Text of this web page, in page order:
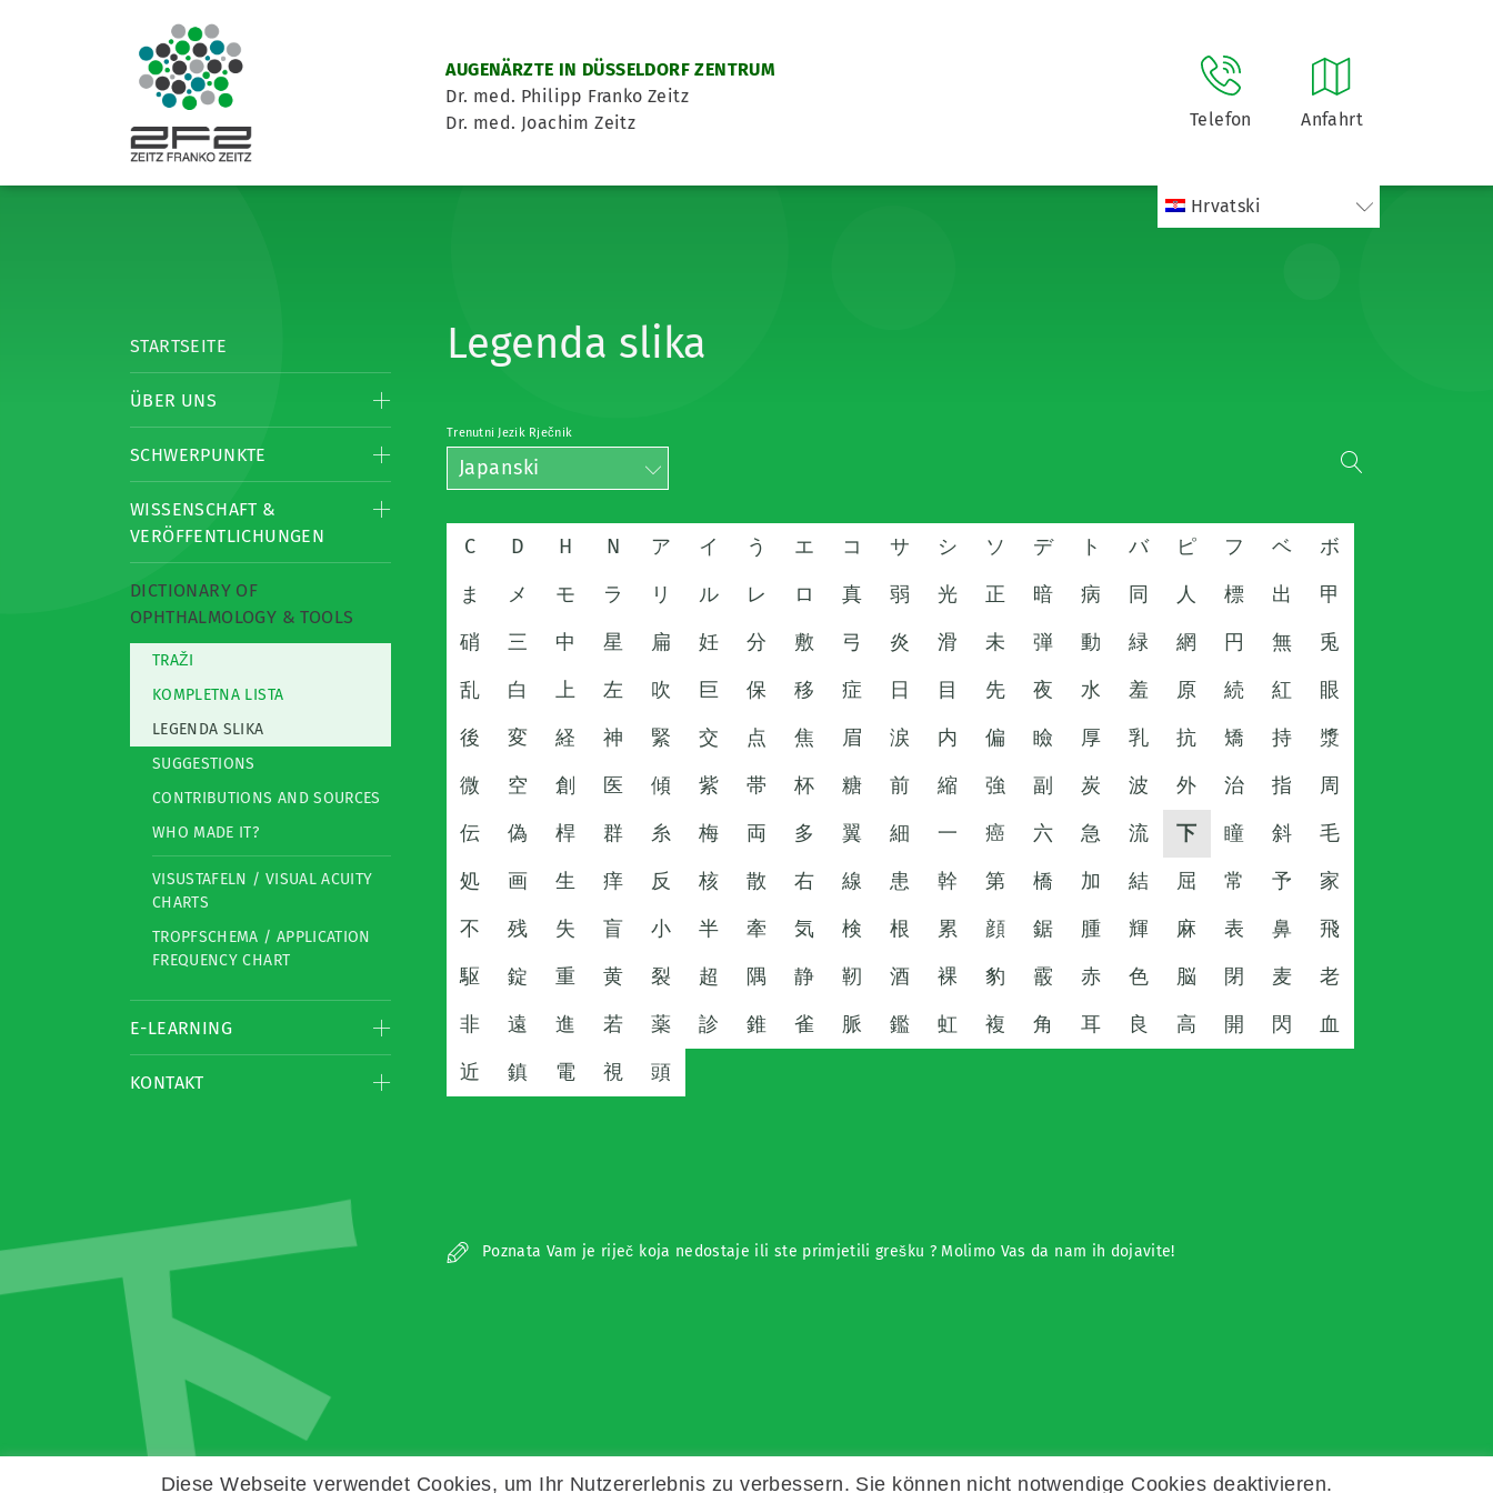
AUGENÄRZTE IN DÜSSELDORF ZENTRUM
Dr. med. Philipp Franko Zeitz
Dr. med. Joachim Zeitz
Telefon Anfahrt
Hrvatski
STARTSEITE
ÜBER UNS
SCHWERPUNKTE
WISSENSCHAFT &
VERÖFFENTLICHUNGEN
DICTIONARY OF
OPHTHALMOLOGY & TOOLS
TRAŽI
KOMPLETNA LISTA
LEGENDA SLIKA
SUGGESTIONS
CONTRIBUTIONS AND SOURCES
WHO MADE IT?
VISUSTAFELN / VISUAL ACUITY
CHARTS
TROPFSCHEMA / APPLICATION
FREQUENCY CHART
E-LEARNING
KONTAKT
Legenda slika
Trenutni Jezik Rječnik
Japanski
C D H N ア イ う エ コ サ シ ソ デ ト バ ピ フ ベ
ボ
ま
メ モ ラ リ ル レ ロ 真 弱 光 正 暗 病 同 人 標 出
甲
硝
三 中 星 扁 妊 分 敷 弓 炎 滑 未 弾 動 緑 網 円 無
兎
乱
白 上 左 吹 巨 保 移 症 日 目 先 夜 水 羞 原 続 紅
眼
後
変 経 神 緊 交 点 焦 眉 涙 内 偏 瞼 厚 乳 抗 矯 持
漿
微
空 創 医 傾 紫 帯 杯 糖 前 縮 強 副 炭 波 外 治 指
周
伝
偽 桿 群 糸 梅 両 多 翼 細 一 癌 六 急 流 下 瞳 斜
毛
処
画 生 痒 反 核 散 右 線 患 幹 第 橋 加 結 屈 常 予
家
不
残 失 盲 小 半 牽 気 検 根 累 顔 鋸 腫 輝 麻 表 鼻
飛
駆
錠 重 黄 裂 超 隅 静 靭 酒 裸 豹 霰 赤 色 脳 閉 麦
老
非
遠 進 若 薬 診 錐 雀 脈 鑑 虹 複 角 耳 良 高 開 閃
血
近
鎮 電 視 頭
Poznata Vam je riječ koja nedostaje ili ste primjetili grešku ? Molimo Vas da nam ih dojavite!
Diese Webseite verwendet Cookies, um Ihr Nutzererlebnis zu verbessern. Sie können nicht notwendige Cookies deaktivieren.